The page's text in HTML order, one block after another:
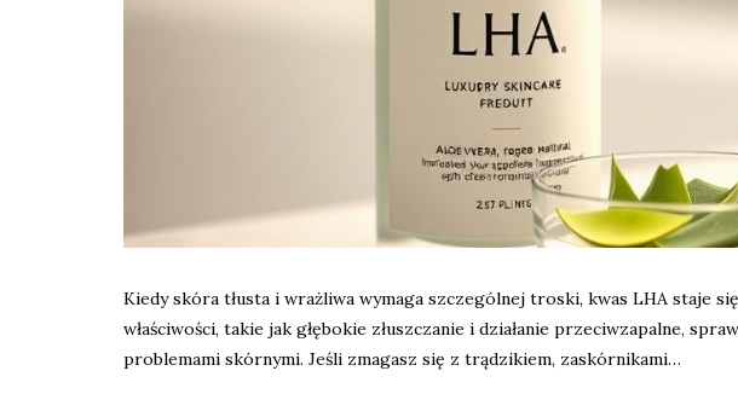
Kiedy skóra tłusta i wrażliwa wymaga szczególnej troski, kwas LHA staje
właściwości, takie jak głębokie złuszczanie i działanie przeciwzapalne,
problemami skórnymi. Jeśli zmagasz się z trądzikiem, zaskórnikami…